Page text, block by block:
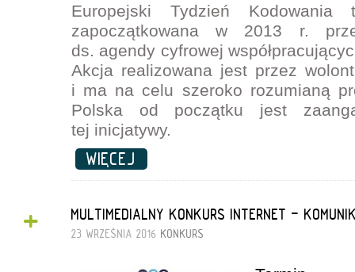
Europejski Tydzień Kodowania
zapoczątkowana w 2013 r.
ds. agendy cyfrowej
Akcja realizowana jest przez
i ma na celu szeroko rozumianą
Polska od początku jest
tej inicjatywy.
WIĘCEJ
+ MULTIMEDIALNY KONKURS INTERNET -
23 WRZEŚNIA 2016 KONKURS